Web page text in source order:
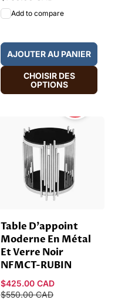
Add to compare
AJOUTER AU PANIER
CHOISIR DES
OPTIONS
HOT
Table D'appoint
Moderne En Métal
Et Verre Noir
NFMCT-RUBIN
Prix
promotionnel
$425.00 CAD
$550.00 CAD